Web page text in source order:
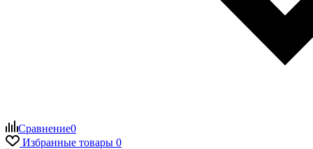
Сравнение0
Избранные товары 0